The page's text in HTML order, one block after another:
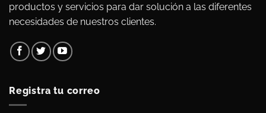
productos y servicios para dar solución a las diferentes
necesidades de nuestros clientes.
Registra tu correo